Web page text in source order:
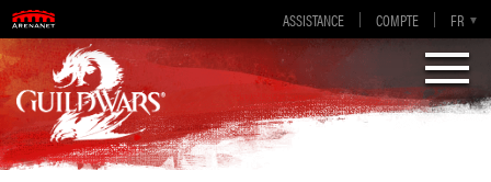
ASSISTANCE COMPTE FR
EN
DE
ES
EN-GB
Visions of Eternity
Guild Wars 2